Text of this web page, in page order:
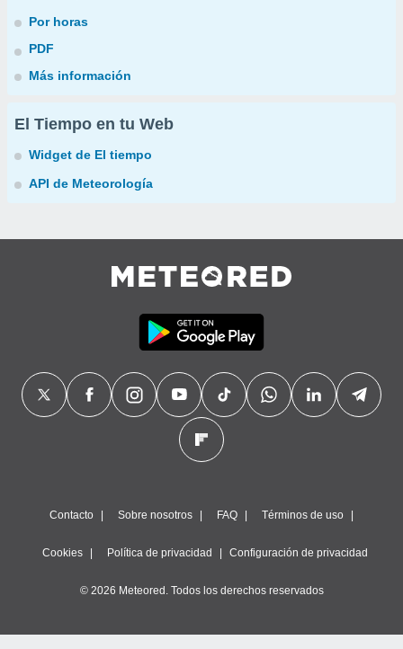
Por horas
PDF
Más información
El Tiempo en tu Web
Widget de El tiempo
API de Meteorología
Contacto Sobre nosotros FAQ Términos de uso
Cookies Política de privacidad Configuración de privacidad
© 2026 Meteored. Todos los derechos reservados